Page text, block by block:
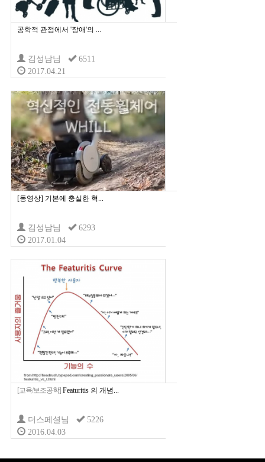
공학적 관점에서 '장애'의 ...
김성남님
6511
2017.04.21
[동영상] 기본에 충실한 혁...
김성남님
6293
2017.01.04
[교육/보조공학] Featuritis 의 개념...
더스페셜님
5226
2016.04.03